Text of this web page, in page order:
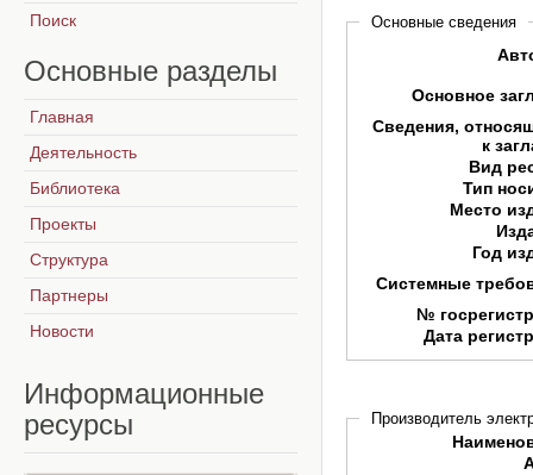
Основные сведения
Основное
Сведения,
к
Вид
Тип
Место
Год
Системные
№
Дата
Производитель
Поиск
Основные разделы
Главная
Деятельность
Библиотека
Проекты
Структура
Партнеры
Новости
Информационные
ресурсы